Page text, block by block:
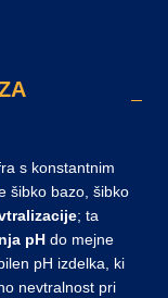
s konstantnim
šibko bazo, šibko
; ta
pH do mejne
pH izdelka, ki
nevtralnost pri